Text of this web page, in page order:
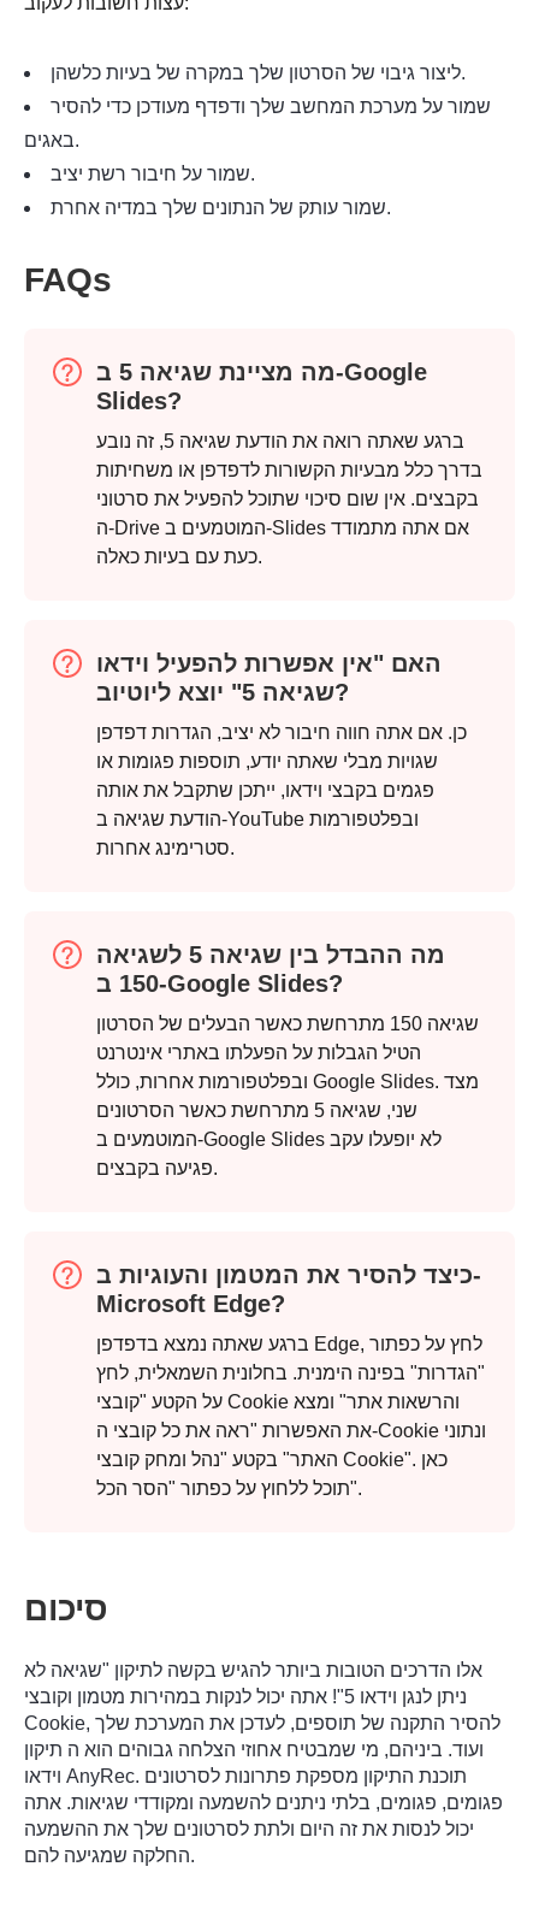
שלב 3.
ליצור גיבוי של הסרטון שלך
במקרה של בעיות כלשהן.
שמור על מערכת המחשב שלך ודפדף מעודכן כדי להסיר
באגים.
שמור על חיבור רשת יציב.
שמור עותק של הנתונים שלך במדיה אחרת.
FAQs
מה מציינת שגיאה 5 ב-Google
Slides?
ברגע שאתה רואה את הודעת שגיאה 5, זה נובע
בדרך כלל מבעיות הקשורות לדפדפן או משחיתות
בקבצים. אין שום סיכוי שתוכל להפעיל את סרטוני
ה-Drive המוטמעים ב-Slides אם אתה מתמודד
כעת עם בעיות כאלה.
האם "אין אפשרות להפעיל וידאו
שגיאה 5" יוצא ליוטיוב?
כן. אם אתה חווה חיבור לא יציב, הגדרות דפדפן
שגויות מבלי שאתה יודע, תוספות פגומות או
פגמים בקבצי וידאו, ייתכן שתקבל את אותה
הודעת שגיאה ב-YouTube ובפלטפורמות
סטרימינג אחרות.
מה ההבדל בין שגיאה 5 לשגיאה
150 ב-Google Slides?
שגיאה 150 מתרחשת כאשר הבעלים של הסרטון
הטיל הגבלות על הפעלתו באתרי אינטרנט
ובפלטפורמות אחרות, כולל Google Slides. מצד
שני, שגיאה 5 מתרחשת כאשר הסרטונים
המוטמעים ב-Google Slides לא יופעלו עקב
פגיעה בקבצים.
כיצד להסיר את המטמון והעוגיות ב-
Microsoft Edge?
ברגע שאתה נמצא בדפדפן Edge, לחץ על כפתור
"הגדרות" בפינה הימנית. בחלונית השמאלית, לחץ
על הקטע "קובצי Cookie והרשאות אתר" ומצא
את האפשרות "ראה את כל קובצי ה-Cookie ונתוני
האתר" בקטע "נהל ומחק קובצי Cookie". כאן
תוכל ללחוץ על כפתור "הסר הכל".
סיכום
אלו הדרכים הטובות ביותר להגיש בקשה לתיקון "שגיאה לא
ניתן לנגן וידאו 5"! אתה יכול לנקות במהירות מטמון וקובצי
Cookie, להסיר התקנה של תוספים, לעדכן את המערכת שלך
ועוד. ביניהם, מי שמבטיח אחוזי הצלחה גבוהים הוא ה תיקון
וידאו AnyRec. תוכנת התיקון מספקת פתרונות לסרטונים
פגומים, פגומים, בלתי ניתנים להשמעה ומקודדי שגיאות. אתה
יכול לנסות את זה היום ולתת לסרטונים שלך את ההשמעה
החלקה שמגיעה להם.